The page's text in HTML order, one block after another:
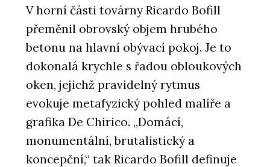
V horní části továrny Ricardo Bofill
přeměnil obrovský objem hrubého
betonu na hlavní obývací pokoj. Je to
dokonalá krychle s řadou obloukových
oken, jejichž pravidelný rytmus
evokuje metafyzický pohled malíře a
grafika De Chirico. „Domácí,
monumentální, brutalistický a
koncepční,“ tak Ricardo Bofill definuje